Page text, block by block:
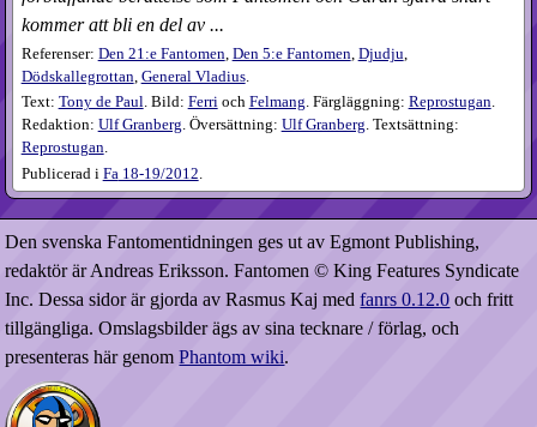
kommer att bli en del av ...
Referenser: Den 21:e Fantomen Den 5:e Fantomen Djudju
Dödskallegrottan General Vladius.
Text: Tony de Paul. Bild: Ferrioch Felmang. Färgläggning: Reprostugan.
Redaktion: Ulf Granberg. Översättning: Ulf Granberg. Textsättning:
Reprostugan.
Publicerad i Fa18-19​/2012.
Den svenska Fantomentidningen ges ut av Egmont Publishing,
redaktör är Andreas Eriksson. Fantomen © King Features Syndicate
Inc. Dessa sidor är gjorda av Rasmus Kaj medfanrs 0.12.0 och fritt
tillgängliga. Omslagsbilder ägs av sina tecknare / förlag, och
presenteras här genomPhantom wiki.